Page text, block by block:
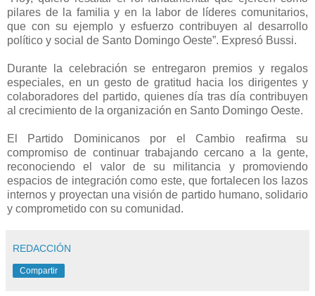
pilares de la familia y en la labor de líderes comunitarios,
que con su ejemplo y esfuerzo contribuyen al desarrollo
político y social de Santo Domingo Oeste”. Expresó Bussi.
Durante la celebración se entregaron premios y regalos
especiales, en un gesto de gratitud hacia los dirigentes y
colaboradores del partido, quienes día tras día contribuyen
al crecimiento de la organización en Santo Domingo Oeste.
El Partido Dominicanos por el Cambio reafirma su
compromiso de continuar trabajando cercano a la gente,
reconociendo el valor de su militancia y promoviendo
espacios de integración como este, que fortalecen los lazos
internos y proyectan una visión de partido humano, solidario
y comprometido con su comunidad.
REDACCIÓN
Compartir